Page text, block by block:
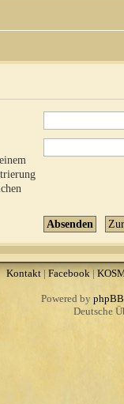
Kontakt| Facebook |
Powered by phpBB
Deutsche